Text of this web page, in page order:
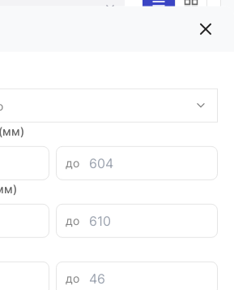
(мм)
до
до
до
76041)
Код товара: 71482
Артикул: YT-76041
Луцьк: 2
інструмент)
з нержавійочої сталі (YT-76043)